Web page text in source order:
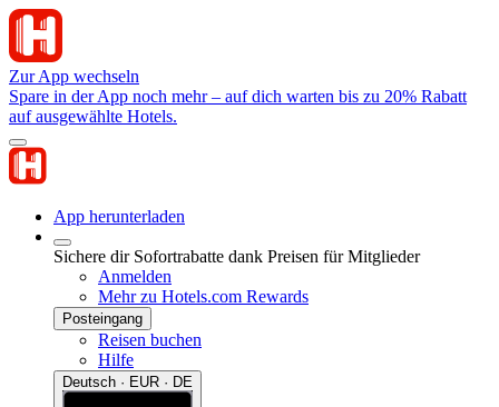
Zur App wechseln
Spare in der App noch mehr – auf dich warten bis zu 20% Rabatt
auf ausgewählte Hotels.
App herunterladen
Sichere dir Sofortrabatte dank Preisen für Mitglieder
Anmelden
Mehr zu Hotels.com Rewards
Posteingang
Reisen buchen
Hilfe
Deutsch · EUR · DE